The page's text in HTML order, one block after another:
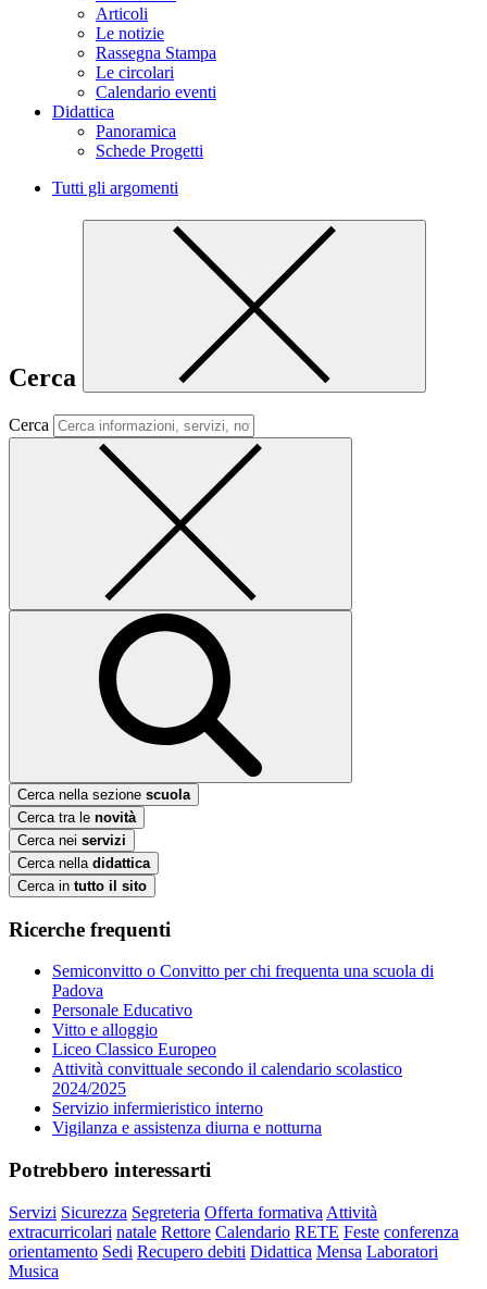
Articoli
Le notizie
Rassegna Stampa
Le circolari
Calendario eventi
Didattica
Panoramica
Schede Progetti
Tutti gli argomenti
Cerca
Cerca
Cerca nella sezione scuola
Cerca tra le novità
Cerca nei servizi
Cerca nella didattica
Cerca in tutto il sito
Ricerche frequenti
Semiconvitto o Convitto per chi frequenta una scuola di
Padova
Personale Educativo
Vitto e alloggio
Liceo Classico Europeo
Attività convittuale secondo il calendario scolastico
2024/2025
Servizio infermieristico interno
Vigilanza e assistenza diurna e notturna
Potrebbero interessarti
Servizi Sicurezza Segreteria Offerta formativa Attività
extracurricolari natale Rettore Calendario RETE Feste conferenza
orientamento Sedi Recupero debiti Didattica Mensa Laboratori
Musica